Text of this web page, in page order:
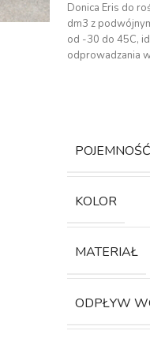
Donica Eris do
dm3 z
od -30 do 45C,
odprowadzania
POJEMNOŚĆ
KOLOR
MATERIAŁ
ODPŁYW